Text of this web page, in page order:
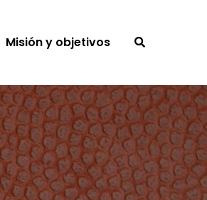
Misión y objetivos